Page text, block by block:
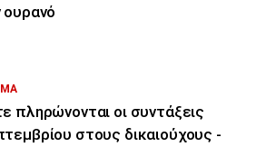
ουρανό
πληρώνονται οι συντάξεις
στους δικαιούχους -